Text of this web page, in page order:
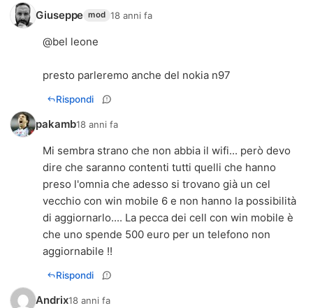
Giuseppe mod 18 anni fa
@bel leone
presto parleremo anche del nokia n97
Rispondi
pakamb18 anni fa
Mi sembra strano che non abbia il wifi... però devo
dire che saranno contenti tutti quelli che hanno
preso l'omnia che adesso si trovano già un cel
vecchio con win mobile 6 e non hanno la possibilità
di aggiornarlo.... La pecca dei cell con win mobile è
che uno spende 500 euro per un telefono non
aggiornabile !!
Rispondi
Andrix18 anni fa